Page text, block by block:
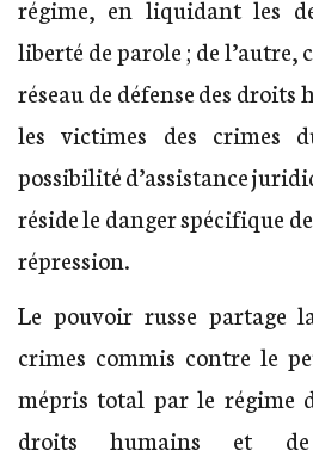
régime, en liquidant les
liberté de parole ; de l’autre,
réseau de défense des
les victimes des crimes
possibilité d’assistance
réside le danger spécifique
répression.
Le pouvoir russe partage
crimes commis contre le
mépris total par le régime
droits humains et de